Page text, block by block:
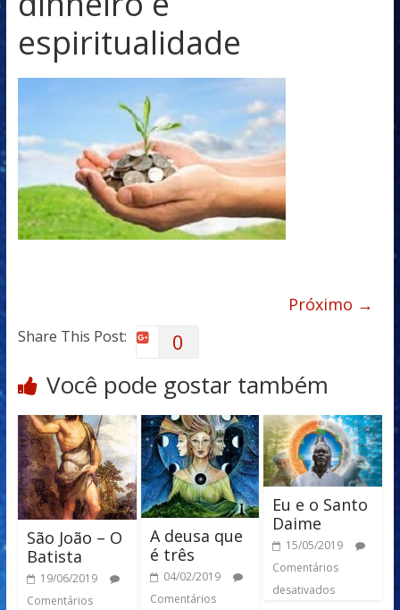
espiritualidade
Próximo →
Share This Post: 0
Você pode gostar também
São João – O
Batista
19/06/2019
Comentários
A deusa que
é três
04/02/2019
Comentários
Eu e o Santo
Daime
15/05/2019
Comentários
desativados